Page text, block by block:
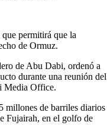
permitirá que la
de Ormuz.
de Abu Dabi, ordenó a
durante una reunión del
Media Office.
millones de barriles diarios
Fujairah, en el golfo de